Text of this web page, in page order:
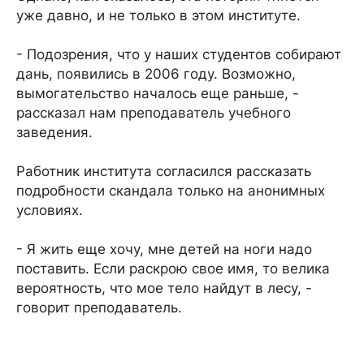
уже давно, и не только в этом институте.
- Подозрения, что у наших студентов собирают
дань, появились в 2006 году. Возможно,
вымогательство началось еще раньше, -
рассказал нам преподаватель учебного
заведения.
Работник института согласился рассказать
подробности скандала только на анонимных
условиях.
- Я жить еще хочу, мне детей на ноги надо
поставить. Если раскрою свое имя, то велика
вероятность, что мое тело найдут в лесу, -
говорит преподаватель.